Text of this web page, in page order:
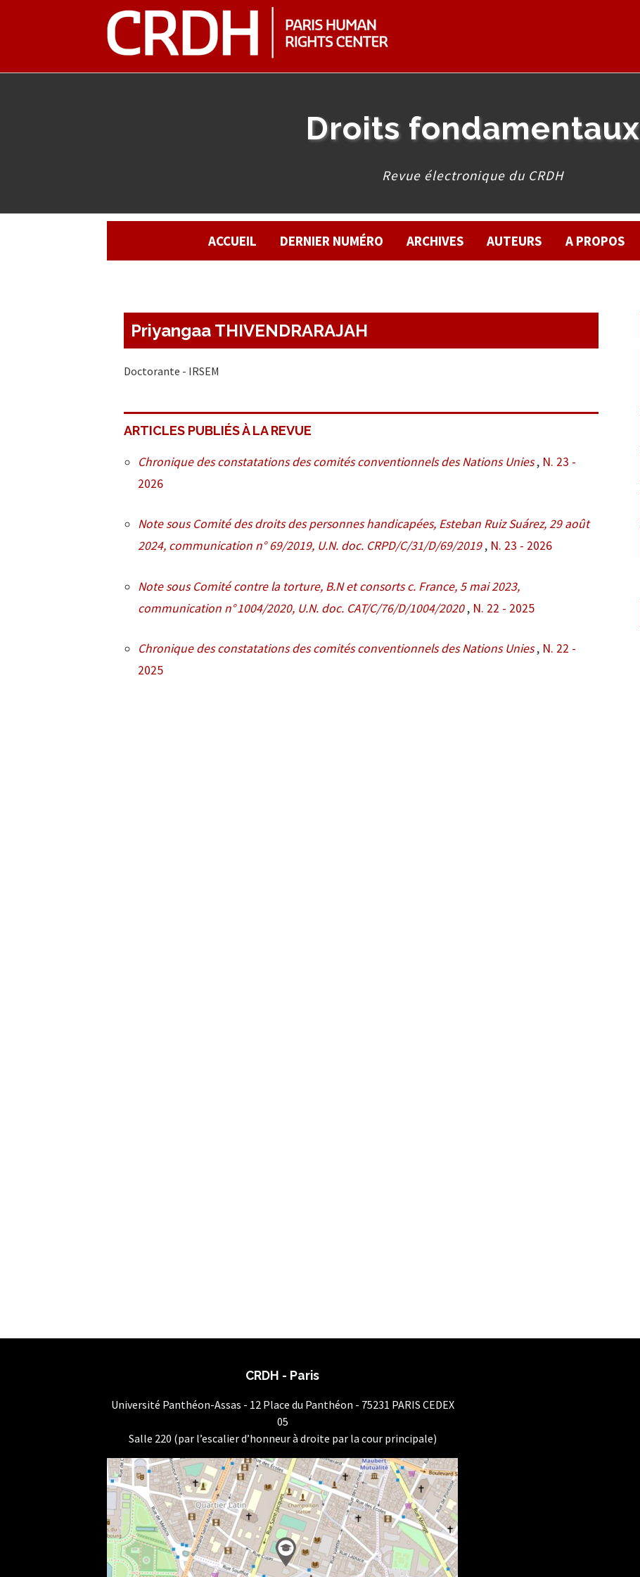
Droits fondamentaux
Revue électronique du CRDH
ACCUEIL DERNIER NUMÉRO ARCHIVES AUTEURS A PROPOS
Priyangaa THIVENDRARAJAH
Doctorante - IRSEM
ARTICLES PUBLIÉS À LA REVUE
Chronique des constatations des comités conventionnels des Nations Unies , N. 23 -
2026
Note sous Comité des droits des personnes handicapées, Esteban Ruiz Suárez, 29 août
2024, communication n° 69/2019, U.N. doc. CRPD/C/31/D/69/2019 , N. 23 - 2026
Note sous Comité contre la torture, B.N et consorts c. France, 5 mai 2023,
communication n° 1004/2020, U.N. doc. CAT/C/76/D/1004/2020 , N. 22 - 2025
Chronique des constatations des comités conventionnels des Nations Unies , N. 22 -
2025
CRDH - Paris
Université Panthéon-Assas - 12 Place du Panthéon - 75231 PARIS CEDEX
05
Salle 220 (par l’escalier d’honneur à droite par la cour principale)